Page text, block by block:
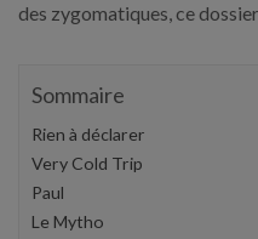
des zygomatiques, ce
Sommaire
Rien à déclarer
Very Cold Trip
Paul
Le Mytho